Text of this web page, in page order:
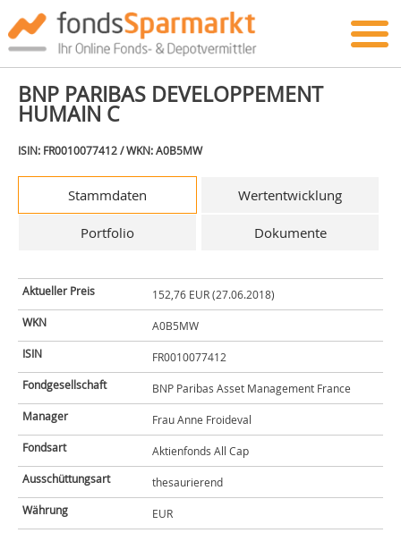
BNP PARIBAS DEVELOPPEMENT
HUMAIN C
ISIN: FR0010077412 / WKN: A0B5MW
Stammdaten Wertentwicklung
Portfolio Dokumente
Aktueller Preis
152,76 EUR (27.06.2018)
WKN
A0B5MW
ISIN
FR0010077412
Fondgesellschaft
BNP Paribas Asset Management France
Manager
Frau Anne Froideval
Fondsart
Aktienfonds All Cap
Ausschüttungsart
thesaurierend
Währung
EUR